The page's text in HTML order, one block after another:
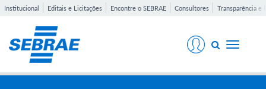
Institucional Editais e Licitações Encontre o SEBRAE Consultores Transparência e
Toggle